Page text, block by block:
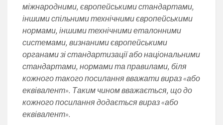
міжнародними, європейськими стандартами,
іншими спільними технічними європейськими
нормами, іншими технічними еталонними
системами, визнаними європейськими
органами зі стандартизації або національними
стандартами, нормами та правилами, біля
кожного такого посилання вважати вираз «або
еквівалент». Таким чином вважається, що до
кожного посилання додається вираз «або
еквівалент».